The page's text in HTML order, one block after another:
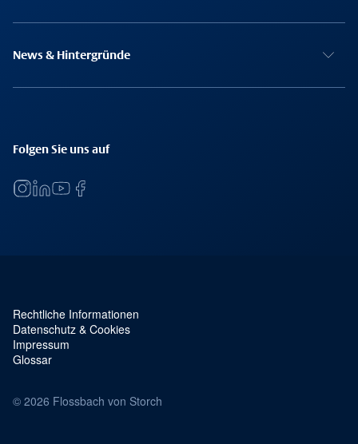
News & Hintergründe
Folgen Sie uns auf
Service Navigation und rechtliches
Rechtliche Informationen
Datenschutz & Cookies
Impressum
Glossar
© 2026 Flossbach von Storch